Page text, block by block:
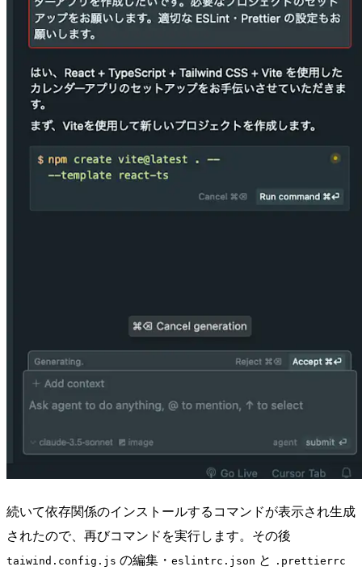
続いて依存関係のインストールするコマンドが表示され生成
されたので、再びコマンドを実行します。その後
taiwind.config.js の編集・ eslintrc.json と .prettierrc